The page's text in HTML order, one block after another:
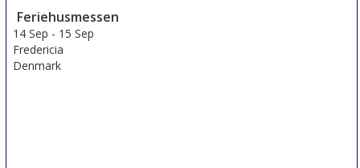
Feriehusmessen
14 Sep - 15 Sep
Fredericia
Denmark